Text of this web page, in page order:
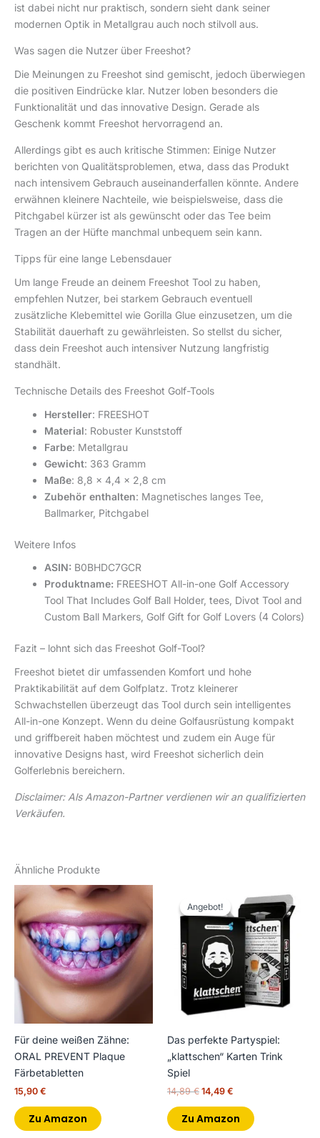
ist dabei nicht nur praktisch, sondern sieht dank seiner
modernen Optik in Metallgrau auch noch stilvoll aus.
Was sagen die Nutzer über Freeshot?
Die Meinungen zu Freeshot sind gemischt, jedoch überwiegen
die positiven Eindrücke klar. Nutzer loben besonders die
Funktionalität und das innovative Design. Gerade als
Geschenk kommt Freeshot hervorragend an.
Allerdings gibt es auch kritische Stimmen: Einige Nutzer
berichten von Qualitätsproblemen, etwa, dass das Produkt
nach intensivem Gebrauch auseinanderfallen könnte. Andere
erwähnen kleinere Nachteile, wie beispielsweise, dass die
Pitchgabel kürzer ist als gewünscht oder das Tee beim
Tragen an der Hüfte manchmal unbequem sein kann.
Tipps für eine lange Lebensdauer
Um lange Freude an deinem Freeshot Tool zu haben,
empfehlen Nutzer, bei starkem Gebrauch eventuell
zusätzliche Klebemittel wie Gorilla Glue einzusetzen, um die
Stabilität dauerhaft zu gewährleisten. So stellst du sicher,
dass dein Freeshot auch intensiver Nutzung langfristig
standhält.
Technische Details des Freeshot Golf-Tools
Hersteller: FREESHOT
Material: Robuster Kunststoff
Farbe: Metallgrau
Gewicht: 363 Gramm
Maße: 8,8 x 4,4 x 2,8 cm
Zubehör enthalten: Magnetisches langes Tee,
Ballmarker, Pitchgabel
Weitere Infos
ASIN: B0BHDC7GCR
Produktname: FREESHOT All-in-one Golf Accessory
Tool That Includes Golf Ball Holder, tees, Divot Tool and
Custom Ball Markers, Golf Gift for Golf Lovers (4 Colors)
Fazit – lohnt sich das Freeshot Golf-Tool?
Freeshot bietet dir umfassenden Komfort und hohe
Praktikabilität auf dem Golfplatz. Trotz kleinerer
Schwachstellen überzeugt das Tool durch sein intelligentes
All-in-one Konzept. Wenn du deine Golfausrüstung kompakt
und griffbereit haben möchtest und zudem ein Auge für
innovative Designs hast, wird Freeshot sicherlich dein
Golferlebnis bereichern.
Disclaimer: Als Amazon-Partner verdienen wir an qualifizierten
Verkäufen.
Ähnliche Produkte
Für deine weißen Zähne:
ORAL PREVENT Plaque
Färbetabletten
15,90 €
Zu Amazon
Angebot!
Angebot!
Das perfekte Partyspiel:
„klattschen“ Karten Trink
Spiel
14,89€
war:
14,89 €
14,49 €
Preis
ist:
14,49 €.
Zu Amazon